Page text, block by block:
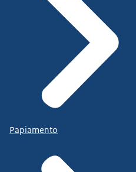
Papiamento